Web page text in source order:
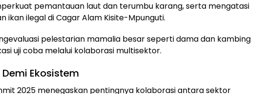
pemantauan laut dan terumbu karang, serta mengatasi
ikan ilegal di Cagar Alam Kisite-Mpunguti.
pelestarian mamalia besar seperti dama dan kambing
uji coba melalui kolaborasi multisektor.
Ekosistem
2025 menegaskan pentingnya kolaborasi antara sektor